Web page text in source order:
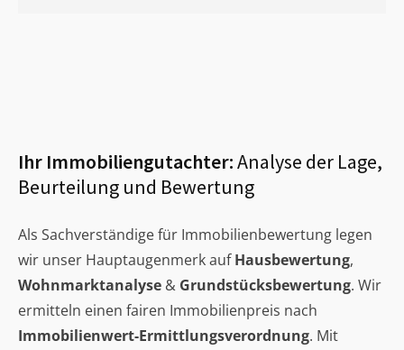
Ihr Immobiliengutachter:Analyse der Lage,
Beurteilung und Bewertung
Als Sachverständige für Immobilienbewertung legen
wir unser Hauptaugenmerk aufHausbewertung,
Wohnmarktanalyse & Grundstücksbewertung. Wir
ermitteln einen fairen Immobilienpreis nach
Immobilienwert-Ermittlungsverordnung. Mit